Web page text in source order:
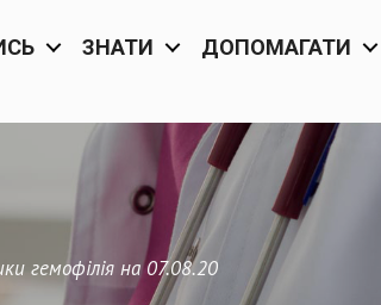
ЗНАТИ ДОПОМАГАТИ
гемофілія на 07.08.20